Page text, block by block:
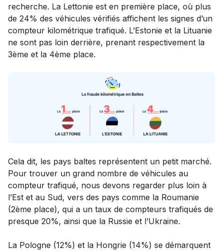
recherche. La Lettonie est en première place, où plus
de 24% des véhicules vérifiés affichent les signes d’un
compteur kilométrique trafiqué. L’Estonie et la Lituanie
ne sont pas loin derrière, prenant respectivement la
3ème et la 4ème place.
Cela dit, les pays baltes représentent un petit marché.
Pour trouver un grand nombre de véhicules au
compteur trafiqué, nous devons regarder plus loin à
l’Est et au Sud, vers des pays comme la Roumanie
(2ème place), qui a un taux de compteurs trafiqués de
presque 20%, ainsi que la Russie et l’Ukraine.
La Pologne (12%) et la Hongrie (14%) se démarquent